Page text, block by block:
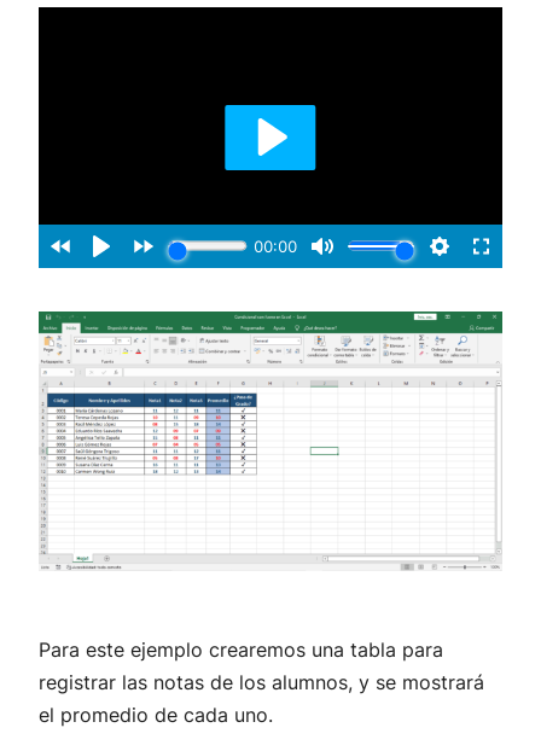
Para este ejemplo crearemos una tabla para
registrar las notas de los alumnos, y se mostrará
el promedio de cada uno.